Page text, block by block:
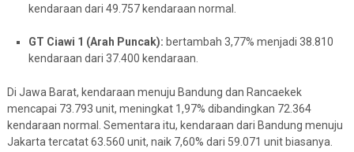
kendaraan dari 49.757 kendaraan normal.
GT Ciawi 1 (Arah Puncak): bertambah 3,77% menjadi 38.810
kendaraan dari 37.400 kendaraan.
Di Jawa Barat, kendaraan menuju Bandung dan Rancaekek
mencapai 73.793 unit, meningkat 1,97% dibandingkan 72.364
kendaraan normal. Sementara itu, kendaraan dari Bandung menuju
Jakarta tercatat 63.560 unit, naik 7,60% dari 59.071 unit biasanya.